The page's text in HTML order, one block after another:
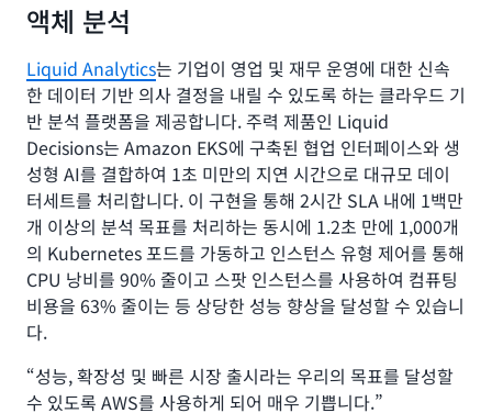
액체 분석
Liquid Analytics는 기업이 영업 및 재무 운영에 대한 신속
한 데이터 기반 의사 결정을 내릴 수 있도록 하는 클라우드 기
반 분석 플랫폼을 제공합니다. 주력 제품인 Liquid
Decisions는 Amazon EKS에 구축된 협업 인터페이스와 생
성형 AI를 결합하여 1초 미만의 지연 시간으로 대규모 데이
터세트를 처리합니다. 이 구현을 통해 2시간 SLA 내에 1백만
개 이상의 분석 목표를 처리하는 동시에 1.2초 만에 1,000개
의 Kubernetes 포드를 가동하고 인스턴스 유형 제어를 통해
CPU 낭비를 90% 줄이고 스팟 인스턴스를 사용하여 컴퓨팅
비용을 63% 줄이는 등 상당한 성능 향상을 달성할 수 있습니
다.
“성능, 확장성 및 빠른 시장 출시라는 우리의 목표를 달성할
수 있도록 AWS를 사용하게 되어 매우 기쁩니다.”